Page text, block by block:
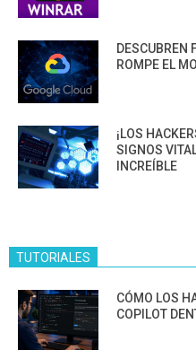
DESCUBREN
ROMPE EL
¡LOS
SIGNOS
INCREÍBLE
TUTORIALES
CÓMO LOS
COPILOT